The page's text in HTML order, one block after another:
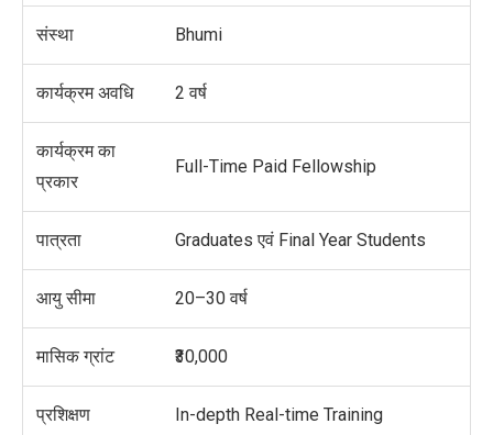
संस्था Bhumi
कार्यक्रम अवधि 2 वर्ष
कार्यक्रम का
प्रकार
Full-Time Paid Fellowship
पात्रता Graduates एवं Final Year Students
आयु सीमा 20–30 वर्ष
मासिक ग्रांट ₹30,000
प्रशिक्षण In-depth Real-time Training